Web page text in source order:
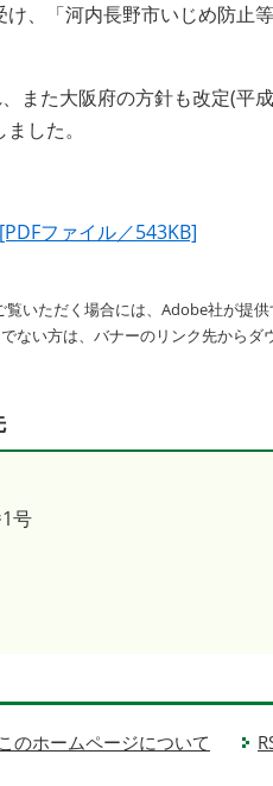
、「河内長野市いじめ防止
また大阪府の方針も改定(平
した。
ファイル／543KB]
覧いただく場合には、Adobe社が提供
ない方は、バナーのリンク先からダ
号
このホームページについて